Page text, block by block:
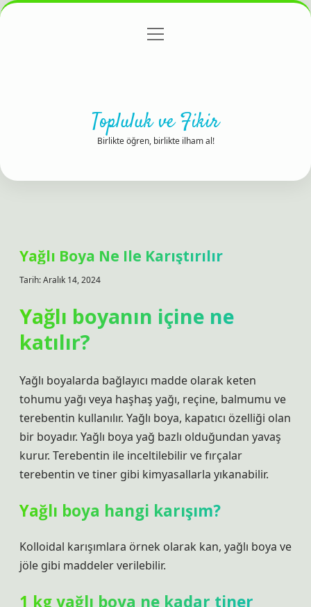
Gizlilik Politikası
menüyü
Topluluk ve Fikir
Birlikte öğren, birlikte ilham al!
Yağlı Boya Ne Ile Karıştırılır
Tarih: Aralık 14, 2024
Yağlı boyanın içine ne
katılır?
Yağlı boyalarda bağlayıcı madde olarak keten
tohumu yağı veya haşhaş yağı, reçine, balmumu ve
terebentin kullanılır. Yağlı boya, kapatıcı özelliği olan
bir boyadır. Yağlı boya yağ bazlı olduğundan yavaş
kurur. Terebentin ile inceltilebilir ve fırçalar
terebentin ve tiner gibi kimyasallarla yıkanabilir.
Yağlı boya hangi karışım?
Kolloidal karışımlara örnek olarak kan, yağlı boya ve
jöle gibi maddeler verilebilir.
1 kg yağlı boya ne kadar tiner